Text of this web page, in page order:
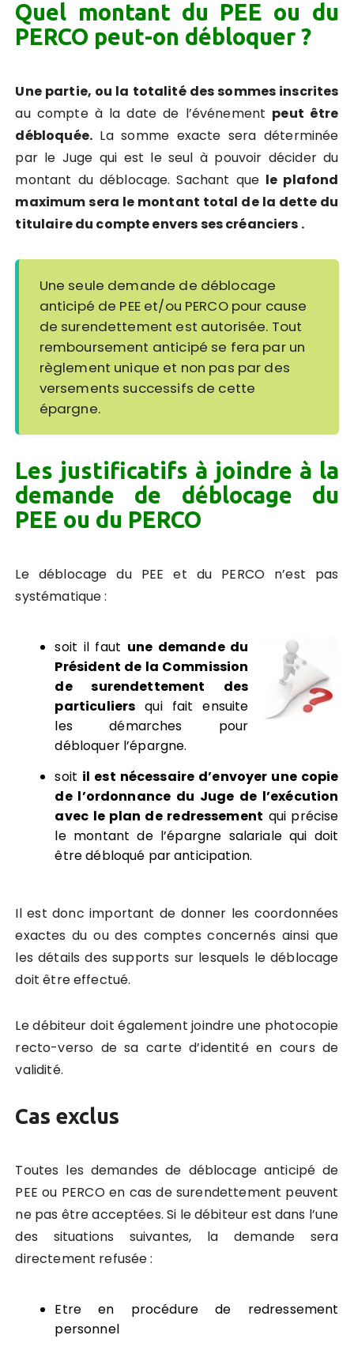
Quel montant du PEE ou du
PERCO peut-on débloquer ?
Une partie, ou la totalité des sommes inscrites
au compte à la date de l’événement peut être
débloquée. La somme exacte sera déterminée
par le Juge qui est le seul à pouvoir décider du
montant du déblocage. Sachant que le plafond
maximum sera le montant total de la dette du
titulaire du compte envers ses créanciers .
Une seule demande de déblocage
anticipé de PEE et/ou PERCO pour cause
de surendettement est autorisée. Tout
remboursement anticipé se fera par un
règlement unique et non pas par des
versements successifs de cette
épargne.
Les justificatifs à joindre à la
demande de déblocage du
PEE ou du PERCO
Le déblocage du PEE et du PERCO n’est pas
systématique :
soit il faut une demande du
Président de la Commission
de surendettement des
particuliers qui fait ensuite
les démarches pour
débloquer l’épargne.
soit il est nécessaire d’envoyer une copie
de l’ordonnance du Juge de l’exécution
avec le plan de redressement qui précise
le montant de l’épargne salariale qui doit
être débloqué par anticipation.
Il est donc important de donner les coordonnées
exactes du ou des comptes concernés ainsi que
les détails des supports sur lesquels le déblocage
doit être effectué.
Le débiteur doit également joindre une photocopie
recto-verso de sa carte d’identité en cours de
validité.
Cas exclus
Toutes les demandes de déblocage anticipé de
PEE ou PERCO en cas de surendettement peuvent
ne pas être acceptées. Si le débiteur est dans l’une
des situations suivantes, la demande sera
directement refusée :
Etre en procédure de redressement
personnel